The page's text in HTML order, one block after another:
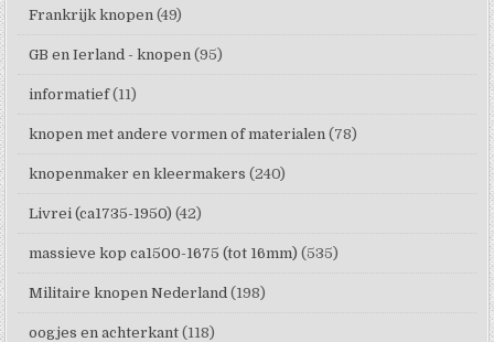
Frankrijk knopen (49)
GB en Ierland - knopen (95)
informatief (11)
knopen met andere vormen of materialen (78)
knopenmaker en kleermakers (240)
Livrei (ca1735-1950) (42)
massieve kop ca1500-1675 (tot 16mm) (535)
Militaire knopen Nederland (198)
oogjes en achterkant (118)